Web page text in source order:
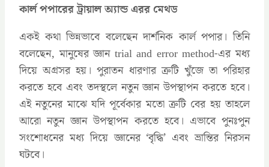
কার্ল পপারের ট্রায়াল অ্যান্ড এরর মেথড
একই কথা ভিন্নভাবে বলেছেন দার্শনিক কার্ল পপার। তিনি
বলেছেন, মানুষের জ্ঞান trial and error method-এর মধ্য
দিয়ে অগ্রসর হয়। পুরাতন ধারণার ত্রুটি খুঁজে তা পরিহার
করতে হবে এবং তদস্থলে নতুন জ্ঞান উপস্থাপন করতে হবে।
এই নতুনের মাঝে যদি পূর্বেকার মতো ত্রুটি বের হয় তাহলে
আরো নতুন জ্ঞান উপস্থাপন করতে হবে। এভাবে পুনঃপুন
সংশোধনের মধ্য দিয়ে জ্ঞানের ‘বৃদ্ধি’ এবং ভ্রান্তির নিরসন
ঘটবে।